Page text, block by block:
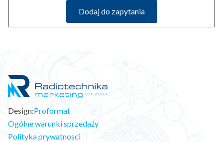
Dodaj do zapytania
Design:Proformat
Ogólne warunki sprzedaży
Polityka prywatnosci